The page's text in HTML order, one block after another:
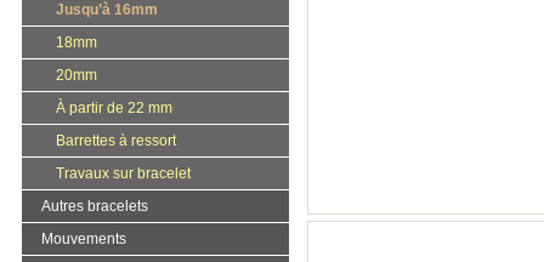
Jusqu’à 16mm
18mm
20mm
À partir de 22 mm
Barrettes à ressort
Travaux sur bracelet
Autres bracelets
Mouvements